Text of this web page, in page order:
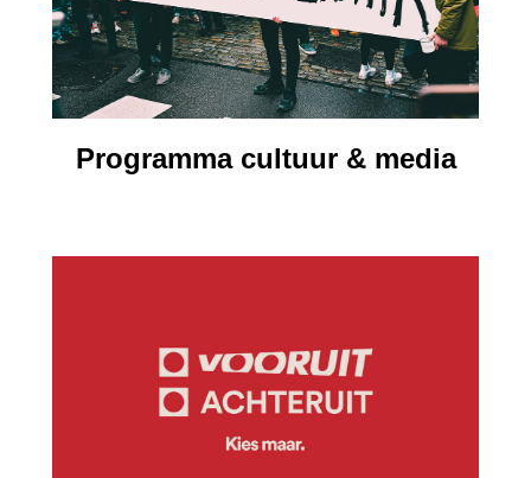
Programma cultuur & media